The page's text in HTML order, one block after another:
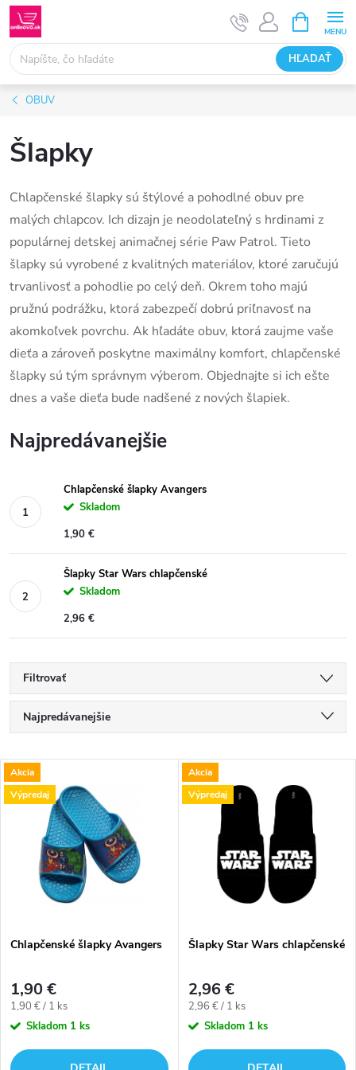
Prejsť
na
obsah
HĽADAŤ
KOŠÍK
OBUV
Šlapky
Chlapčenské šlapky sú štýlové a pohodlné obuv pre
malých chlapcov. Ich dizajn je neodolateľný s hrdinami z
populárnej detskej animačnej série Paw Patrol. Tieto
šlapky sú vyrobené z kvalitných materiálov, ktoré zaručujú
trvanlivosť a pohodlie po celý deň. Okrem toho majú
pružnú podrážku, ktorá zabezpečí dobrú priľnavosť na
akomkoľvek povrchu. Ak hľadáte obuv, ktorá zaujme vaše
dieťa a zároveň poskytne maximálny komfort, chlapčenské
šlapky sú tým správnym výberom. Objednajte si ich ešte
dnes a vaše dieťa bude nadšené z nových šlapiek.
Najpredávanejšie
Chlapčenské šlapky Avangers
Skladom
1,90 €
Šlapky Star Wars chlapčenské
Skladom
2,96 €
Filtrovať
R
a
d
e
p
r
Najpredávanejšie
Najdrahšie
Abecedne
V
ý
s
p
r
o
Akcia
Výpredaj
Chlapčenské šlapky Avangers
1,90 €
Jednotková
cena:
1,90 € / 1 ks
Skladom 1 ks
Akcia
Výpredaj
Šlapky Star Wars chlapčenské
2,96 €
Jednotková
cena:
2,96 € / 1 ks
Skladom 1 ks